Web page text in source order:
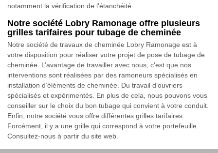
notamment la vérification de l’étanchéité.
Notre société Lobry Ramonage offre plusieurs
grilles tarifaires pour tubage de cheminée
Notre société de travaux de cheminée Lobry Ramonage est à
votre disposition pour réaliser votre projet de pose de tubage de
cheminée. L’avantage de travailler avec nous, c’est que nos
interventions sont réalisées par des ramoneurs spécialisés en
installation d’éléments de cheminée. Du travail d’ouvriers
spécialisés et expérimentés. En plus de cela, nous pouvons vous
conseiller sur le choix du bon tubage qui convient à votre conduit.
Enfin, notre société vous offre différentes grilles tarifaires.
Forcément, il y a une grille qui correspond à votre portefeuille.
Consultez-nous à partir du site web.